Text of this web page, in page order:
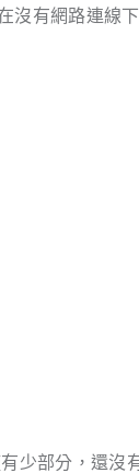
沒有網路連線
少部分，還沒